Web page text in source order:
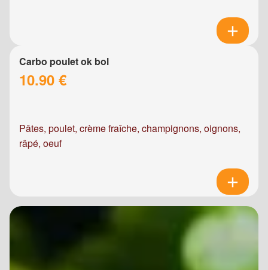
Carbo poulet ok bol
10.90 €
Pâtes, poulet, crème fraîche, champignons, oignons,
râpé, oeuf